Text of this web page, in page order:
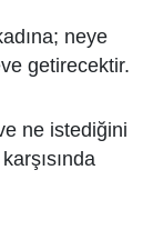
neye
getirecektir.
ne istediğini